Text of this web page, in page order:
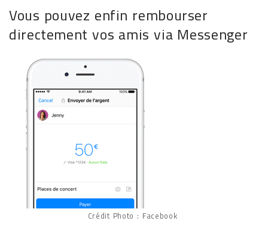
Vous pouvez enfin rembourser
directement vos amis via Messenger
Crédit Photo : Facebook